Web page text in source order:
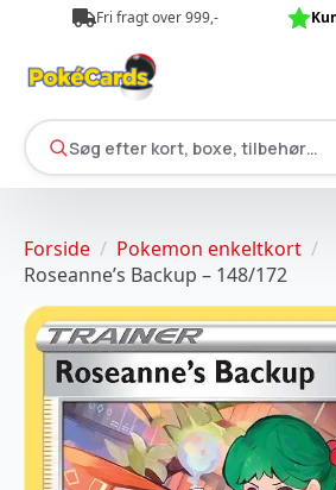
Fri fragt over 999,-
Søg efter kort, boxe, tilbehør…
Forside
Pokemon enkeltkort
Roseanne’s Backup – 148/172